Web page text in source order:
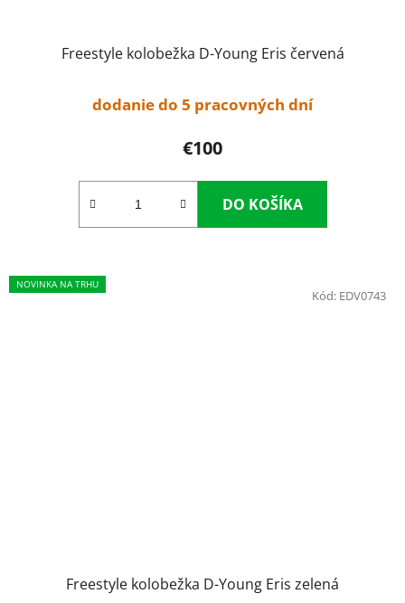
Freestyle kolobežka D-Young Eris červená
dodanie do 5 pracovných dní
€100
DO KOŠÍKA
NOVINKA NA TRHU
Freestyle kolobežka D-Young Eris zelená
Kód: EDV0743